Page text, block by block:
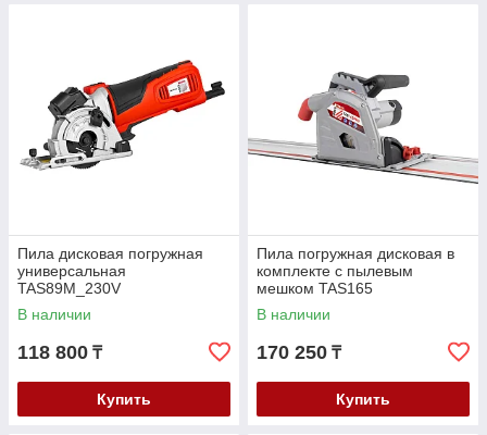
Пила дисковая погружная
универсальная
TAS89M_230V
В наличии
118 800 ₸
Купить
Пила погружная дисковая в
комплекте с пылевым
мешком TAS165
В наличии
170 250 ₸
Купить